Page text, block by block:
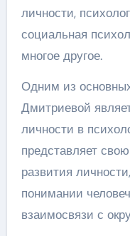
личности,
социальная
многое другое.
Одним из
Дмитриевой
личности в
представляет
развития
понимании
взаимосвязи с